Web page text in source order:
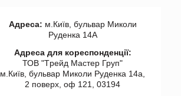
Адреса: м.Київ, бульвар Миколи
Руденка 14А
Адреса для кореспонденції:
ТОВ "Tрейд Мастер Груп"
м.Київ, бульвар Миколи Руденка 14а,
2 поверх, оф 121, 03194